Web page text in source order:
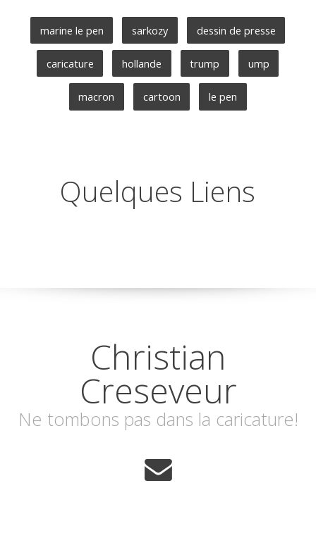
marine le pen sarkozy dessin de presse
caricature hollande trump ump
macron cartoon le pen
Quelques Liens
Christian
Creseveur
Ne tombons pas dans la caricature!